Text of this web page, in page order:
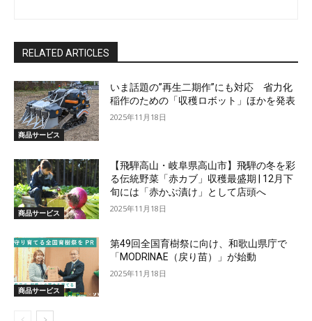
RELATED ARTICLES
商品サービス
いま話題の”再生二期作”にも対応 省力化
稲作のための「収穫ロボット」ほかを発表
2025年11月18日
商品サービス
【飛騨高山・岐阜県高山市】飛騨の冬を彩
る伝統野菜「赤カブ」収穫最盛期 | 12月下
旬には「赤かぶ漬け」として店頭へ
2025年11月18日
商品サービス
第49回全国育樹祭に向け、和歌山県庁で
「MODRINAE（戻り苗）」が始動
2025年11月18日